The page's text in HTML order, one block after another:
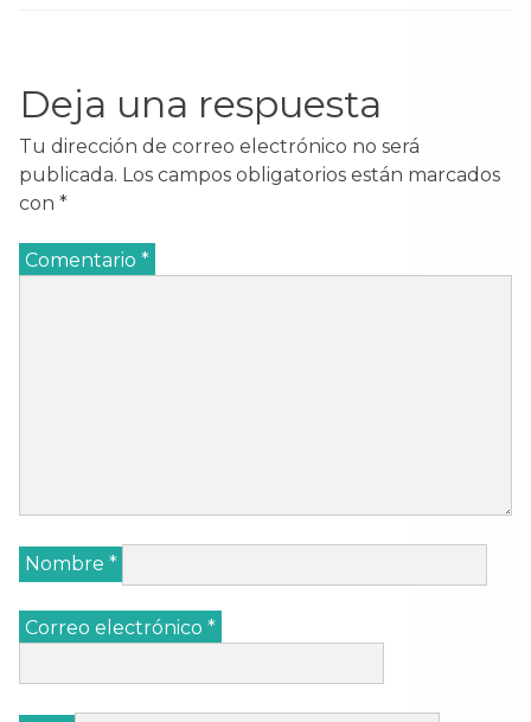
Deja una respuesta
Tu dirección de correo electrónico no será
publicada. Los campos obligatorios están marcados
con *
Comentario *
Nombre *
Correo electrónico *